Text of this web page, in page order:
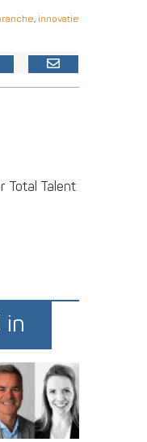
, innovatie
Total Talent
in